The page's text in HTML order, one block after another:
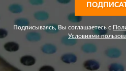
Подписываясь, Вы соглашаетесь с
Условиями